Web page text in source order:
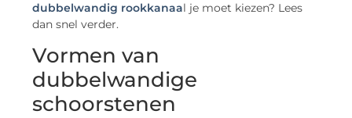
dubbelwandig rookkanaal je moet kiezen? Lees
dan snel verder.
Vormen van
dubbelwandige
schoorstenen